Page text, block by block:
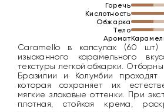
Горечь
Кислотность
Обжарка
Тело
Аромат
Caramello в капсулах (60 шт)
изысканного карамельного
текстуры легкой обжарки.
Бразилии и Колумбии
которая сохраняет их
мягкие злаковые оттенки. При
плотная, стойкая крема,